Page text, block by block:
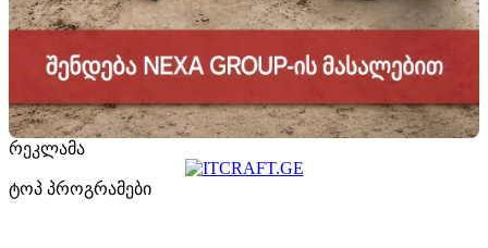
რეკლამა
ტოპ პროგრამები